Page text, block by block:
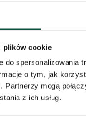
plików cookie
do spersonalizowania
o tym, jak
Partnerzy mogą
z ich usług.
chłodnym
wygląd.
z PVC, które
rozłożenie